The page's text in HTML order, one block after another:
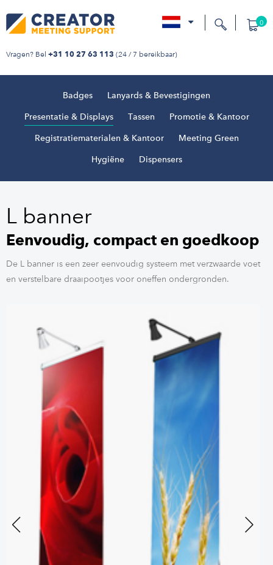
Vragen? Bel +31 10 27 63 113 (24 / 7 bereikbaar)
0
Badges Lanyards & Bevestigingen
Presentatie & Displays Tassen Promotie & Kantoor
Registratiematerialen & Kantoor Meeting Green
Hygiëne Dispensers
L banner
Eenvoudig, compact en goedkoop
De L banner is een zeer eenvoudig systeem met verzwaarde voet
en verstelbare draaipootjes voor oneffen ondergronden.
Previous